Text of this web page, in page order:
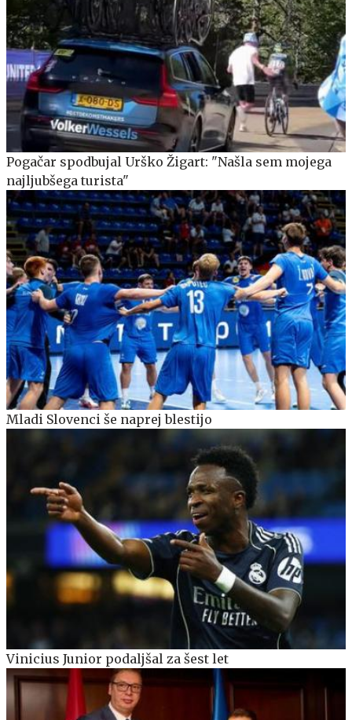
Pogačar spodbujal Urško Žigart: "Našla sem mojega
najljubšega turista"
Mladi Slovenci še naprej blestijo
Vinicius Junior podaljšal za šest let